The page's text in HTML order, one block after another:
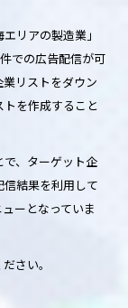
リアの製造業」
での広告配信が可
リストをダウン
を作成すること
で、ターゲット企
結果を利用して
ーとなっていま
さい。